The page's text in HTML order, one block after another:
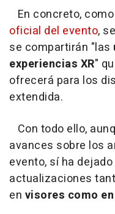
En concreto,
oficial del evento,
se compartirán "las
experiencias XR"
ofrecerá para los
extendida.
Con todo ello,
avances sobre los
evento, sí ha
actualizaciones
en visores como